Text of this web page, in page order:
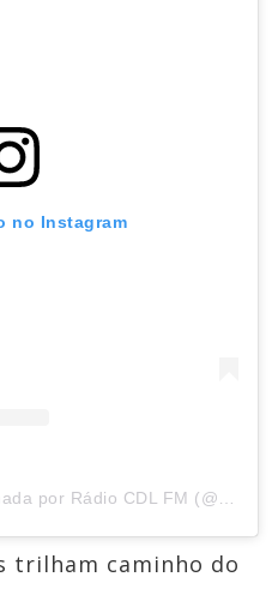
no Instagram
trilham caminho do